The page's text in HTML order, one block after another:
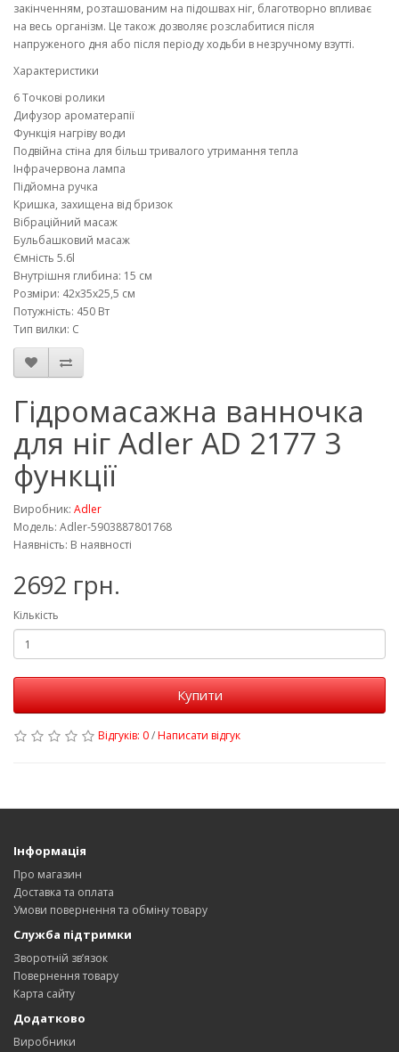
закінченням, розташованим на підошвах ніг, благотворно впливає
на весь організм. Це також дозволяє розслабитися після
напруженого дня або після періоду ходьби в незручному взутті.
Характеристики
6 Точкові ролики
Дифузор ароматерапії
Функція нагріву води
Подвійна стіна для більш тривалого утримання тепла
Інфрачервона лампа
Підйомна ручка
Кришка, захищена від бризок
Вібраційний масаж
Бульбашковий масаж
Ємність 5.6l
Внутрішня глибина: 15 см
Розміри: 42x35x25,5 см
Потужність: 450 Вт
Тип вилки: C
Гідромасажна ванночка
для ніг Adler AD 2177 3
функції
Виробник: Adler
Модель: Adler-5903887801768
Наявність: В наявності
2692 грн.
Кількість
Купити
Відгуків: 0/Написати відгук
Інформація
Про магазин
Доставка та оплата
Умови повернення та обміну товару
Служба підтримки
Зворотній зв’язок
Повернення товару
Карта сайту
Додатково
Виробники